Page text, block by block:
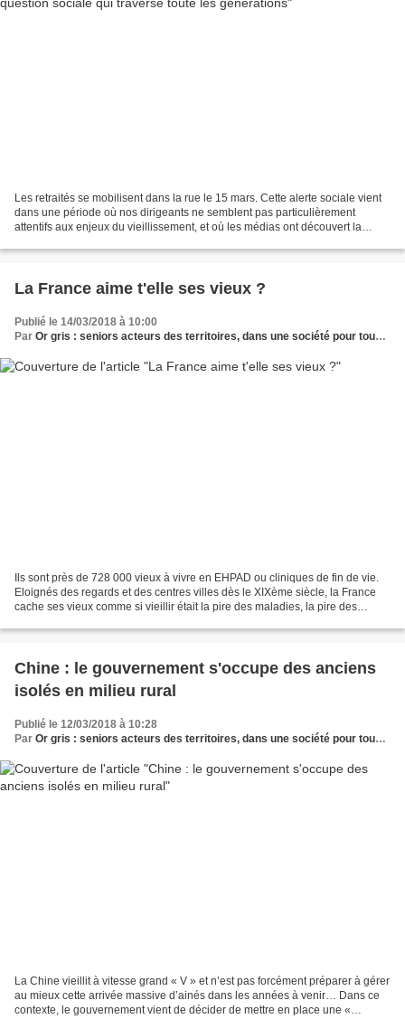
Les retraités se mobilisent dans la rue le 15 mars. Cette alerte sociale vient
dans une période où nos dirigeants ne semblent pas particulièrement
attentifs aux enjeux du vieillissement, et où les médias ont découvert la
La France aime t'elle ses vieux ?
Publié le 14/03/2018 à 10:00
Par Or gris : seniors acteurs des territoires, dans une société pour tous les âges
Ils sont près de 728 000 vieux à vivre en EHPAD ou cliniques de fin de vie.
Eloignés des regards et des centres villes dès le XIXème siècle, la France
cache ses vieux comme si vieillir était la pire des maladies, la pire des
Chine : le gouvernement s'occupe des anciens
isolés en milieu rural
Publié le 12/03/2018 à 10:28
Par Or gris : seniors acteurs des territoires, dans une société pour tous les âges
La Chine vieillit à vitesse grand « V » et n’est pas forcément préparer à gérer
au mieux cette arrivée massive d’ainés dans les années à venir… Dans ce
contexte, le gouvernement vient de décider de mettre en place une «